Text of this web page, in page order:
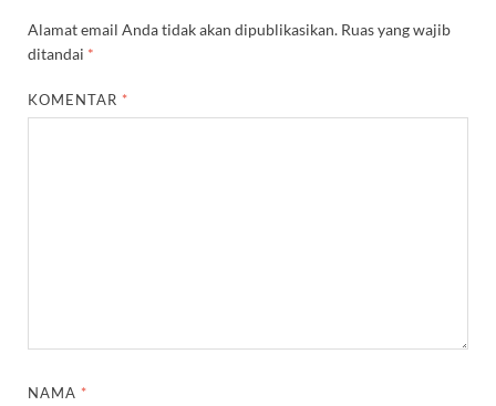
Alamat email Anda tidak akan dipublikasikan. Ruas yang wajib
ditandai *
KOMENTAR *
NAMA *